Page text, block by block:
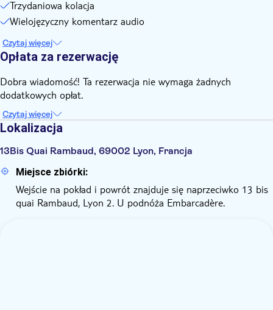
Trzydaniowa kolacja
Wielojęzyczny komentarz audio
Czytaj więcej
Opłata za rezerwację
Dobra wiadomość! Ta rezerwacja nie wymaga żadnych
dodatkowych opłat.
Czytaj więcej
Lokalizacja
13Bis Quai Rambaud, 69002 Lyon, Francja
Miejsce zbiórki:
Wejście na pokład i powrót znajduje się naprzeciwko 13 bis
quai Rambaud, Lyon 2. U podnóża Embarcadère.